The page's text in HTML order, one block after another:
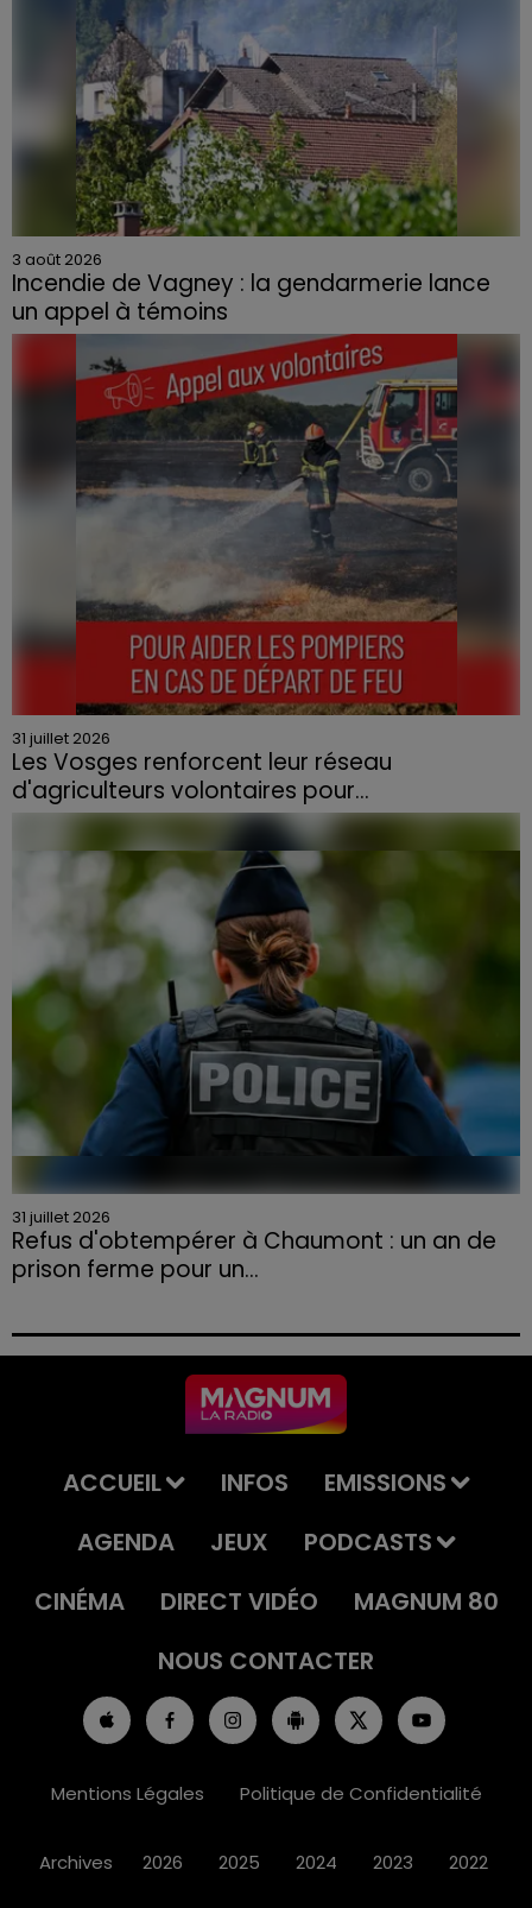
3 août 2026
Incendie de Vagney : la gendarmerie lance
un appel à témoins
Le feu, parti d'une haie avant de se propager au
quartier résidentiel, avait détruit deux habitations et
contraint à l'évacuation d'une centaine de personnes.
31 juillet 2026
Les Vosges renforcent leur réseau
d'agriculteurs volontaires pour...
Face à la sécheresse et aux risques de départs de feu,
la Chambre d'agriculture des Vosges a lancé un appel
aux agriculteurs volontaires pour venir en aide...
31 juillet 2026
Refus d'obtempérer à Chaumont : un an de
prison ferme pour un...
permis et la confiscation de son véhicule.
ACCUEIL INFOS
EMISSIONS
AGENDA
JEUX
PODCASTS
CINÉMA
DIRECT VIDÉO
MAGNUM 80
NOUS CONTACTER
Mentions Légales Politique de Confidentialité
Archives 2026 2025 2024 2023 2022